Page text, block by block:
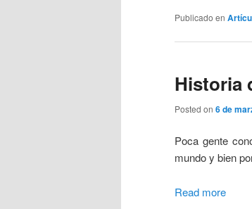
Publicado en
Historia
Posted on 6 de
Poca gente
mundo y bien
Read more